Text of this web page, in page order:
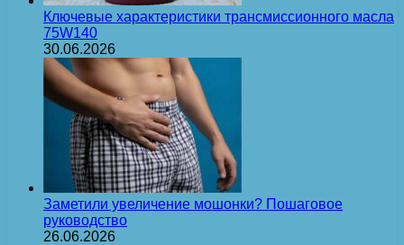
Ключевые характеристики трансмиссионного масла
75W140
30.06.2026
Заметили увеличение мошонки? Пошаговое
руководство
26.06.2026